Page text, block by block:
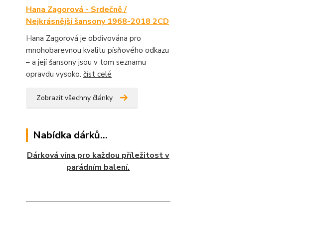
Hana Zagorová - Srdečně /
Nejkrásnější šansony 1968-2018 2CD
Hana Zagorová je obdivována pro
mnohobarevnou kvalitu písňového odkazu
– a její šansony jsou v tom seznamu
opravdu vysoko. číst celé
Zobrazit všechny články
Nabídka dárků...
Dárková vína pro každou příležitost v
parádním balení.